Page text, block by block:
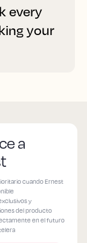
every
your
a
cuando Ernest
y
del producto
en el futuro